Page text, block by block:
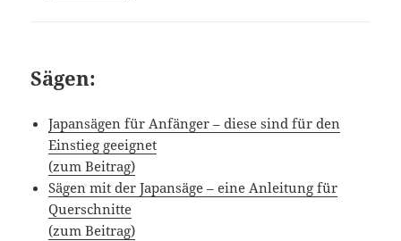
Sägen:
Japansägen für Anfänger – diese sind für den
Einstieg geeignet
(zum Beitrag)
Sägen mit der Japansäge – eine Anleitung für
Querschnitte
(zum Beitrag)